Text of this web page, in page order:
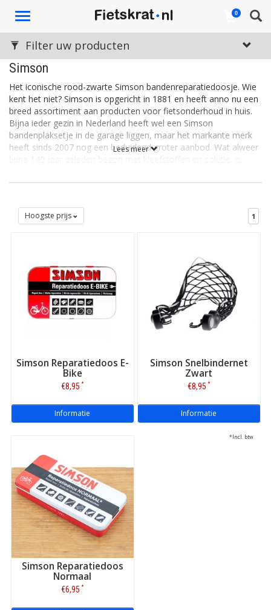
Toggle
0
Simson
Het iconische rood-zwarte Simson bandenreparatiedoosje. Wie
kent het niet? Simson is opgericht in 1881 en heeft anno nu een
breed assortiment aan producten voor fietsonderhoud in huis.
Bijna ieder gezin in Nederland heeft wel een Simson
bandenplaksetje in de garage liggen, maar het markante merk
heeft sinds 2007 nog een beduidend groter aanbod. Wat alweer
uitstekende fietsonderdelen.
Lees meer
Filter uw producten
Hoogste prijs 1
Simson Reparatiedoos E-
Bike
€8,95 *
Informatie
Simson Snelbindernet
Zwart
€8,95 *
Informatie
Simson Reparatiedoos
Normaal
€6,95 *
*Incl. btw